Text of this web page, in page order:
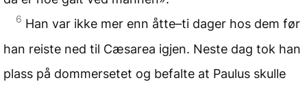
6 Han var ikke mer enn åtte–ti dager hos dem før
han reiste ned til Cæsarea igjen. Neste dag tok han
plass på dommersetet og befalte at Paulus skulle